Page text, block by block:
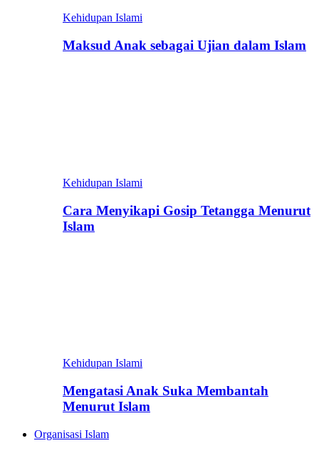
Kehidupan Islami
Maksud Anak sebagai Ujian dalam Islam
Kehidupan Islami
Cara Menyikapi Gosip Tetangga Menurut
Islam
Kehidupan Islami
Mengatasi Anak Suka Membantah
Menurut Islam
Organisasi Islam